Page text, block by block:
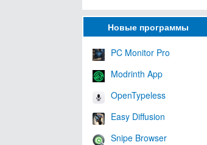
Новые программы
PC Monitor Pro
Modrinth App
OpenTypeless
Easy Diffusion
Snipe Browser